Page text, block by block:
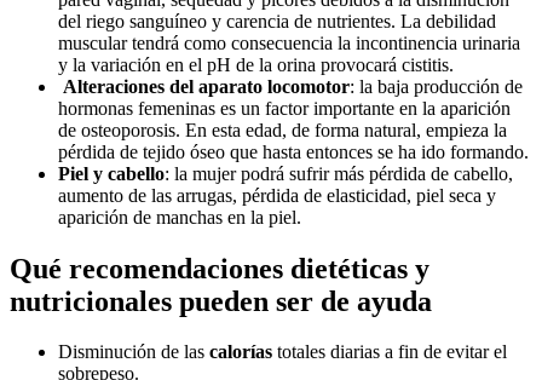
del riego sanguíneo y carencia de nutrientes. La debilidad
muscular tendrá como consecuencia la incontinencia urinaria
y la variación en el pH de la orina provocará cistitis.
Alteraciones del aparato locomotor: la baja producción de
hormonas femeninas es un factor importante en la aparición
de osteoporosis. En esta edad, de forma natural, empieza la
pérdida de tejido óseo que hasta entonces se ha ido formando.
Piel y cabello: la mujer podrá sufrir más pérdida de cabello,
aumento de las arrugas, pérdida de elasticidad, piel seca y
aparición de manchas en la piel.
Qué recomendaciones dietéticas y
nutricionales pueden ser de ayuda
Disminución de las calorías totales diarias a fin de evitar el
sobrepeso.